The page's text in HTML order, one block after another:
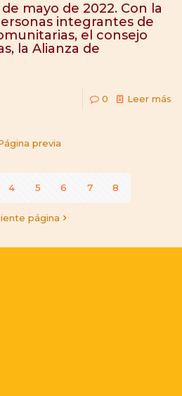
mayo de 2022. Con la
integrantes de
el consejo
la Alianza de
0 Leer más
previa
4 5 6 7 8
página